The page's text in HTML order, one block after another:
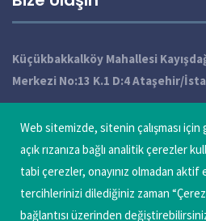
Web sitemizde, sitenin çalışması
açık rızanıza bağlı analitik çerezler
tabi çerezler, onayınız olmadan
tercihlerinizi dilediğiniz zaman
bağlantısı üzerinden
Küçükbakkalköy Mahallesi
Merkezi No:13 K.1 D:4 Ataşehir/
Çerez Tercihlerini Güncelle